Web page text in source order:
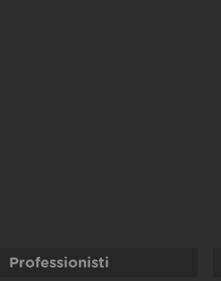
Professionisti